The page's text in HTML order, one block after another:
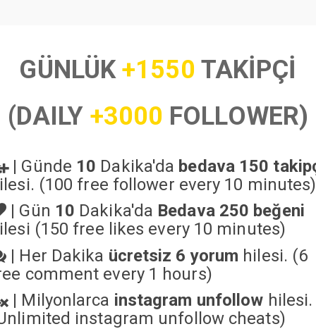
GÜNLÜK+1550 TAKİPÇİ
(DAILY +3000 FOLLOWER)
| Günde 10 Dakika'da bedava 150
(100 free follower every 10 minutes)
| Gün 10 Dakika'da Bedava 250 beğeni
(150 free likes every 10 minutes)
| Her Dakika ücretsiz 6 yorum hilesi. (6
comment every 1 hours)
| Milyonlarca instagram unfollow hilesi.
instagram unfollow cheats)